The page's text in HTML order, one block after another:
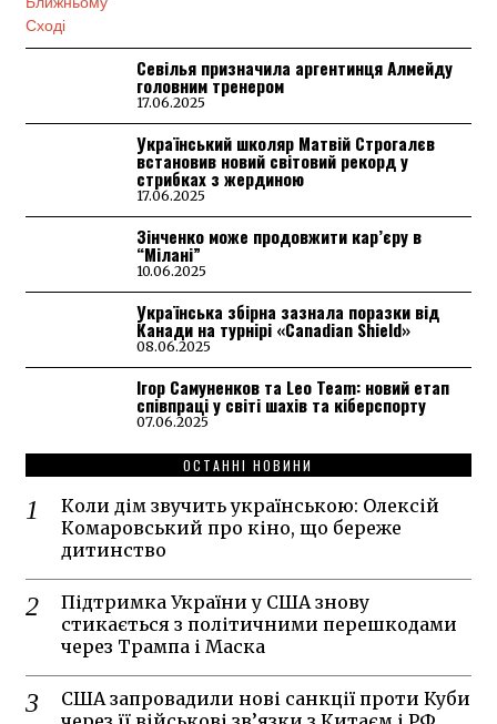
Севілья призначила аргентинця Алмейду
головним тренером
17.06.2025
Український школяр Матвій Строгалєв
встановив новий світовий рекорд у
стрибках з жердиною
17.06.2025
Зінченко може продовжити кар’єру в
“Мілані”
10.06.2025
Українська збірна зазнала поразки від
Канади на турнірі «Canadian Shield»
08.06.2025
Ігор Самуненков та Leo Team: новий етап
співпраці у світі шахів та кіберспорту
07.06.2025
ОСТАННІ НОВИНИ
Коли дім звучить українською: Олексій
Комаровський про кіно, що береже
дитинство
Підтримка України у США знову
стикається з політичними перешкодами
через Трампа і Маска
США запровадили нові санкції проти Куби